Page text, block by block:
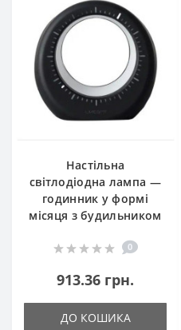
Настільна
світлодіодна лампа —
годинник у формі
місяця з будильником
0
913.36 грн.
ДО КОШИКА